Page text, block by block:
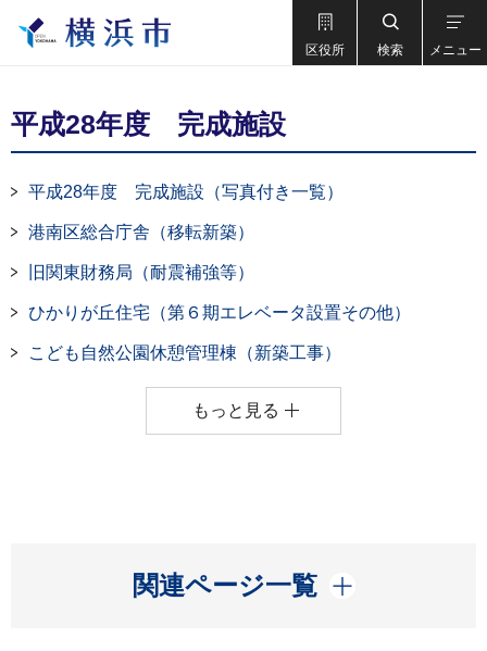
区役所 検索 メニュー
平成28年度 完成施設
平成28年度 完成施設（写真付き一覧）
港南区総合庁舎（移転新築）
旧関東財務局（耐震補強等）
ひかりが丘住宅（第６期エレベータ設置その他）
こども自然公園休憩管理棟（新築工事）
もっと見る
関連ページ一覧
開く